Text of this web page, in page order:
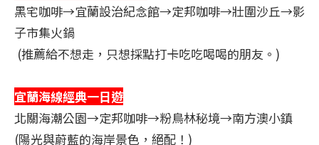
黑宅咖啡→宜蘭設治紀念館→定邦咖啡→​壯圍沙丘→影
子市集火鍋
(推薦給不想走，只想採點打卡吃吃喝喝的朋友。)
宜蘭海線經典一日遊
​​​​​​北關海潮公園​→定邦咖啡→粉鳥林秘境→南方澳小鎮
(陽光與蔚藍的海岸景色，絕配！)